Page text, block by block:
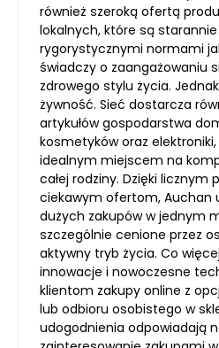
również szeroką ofertą
lokalnych, które są
rygorystycznymi normami
świadczy o zaangażowaniu
zdrowego stylu życia.
żywność. Sieć dostarcza
artykułów gospodarstwa
kosmetyków oraz
idealnym miejscem na
całej rodziny. Dzięki licznym
ciekawym ofertom, Auchan
dużych zakupów w jednym
szczególnie cenione przez
aktywny tryb życia. Co
innowacje i nowoczesne
klientom zakupy online z
lub odbioru osobistego w
udogodnienia odpowiadają